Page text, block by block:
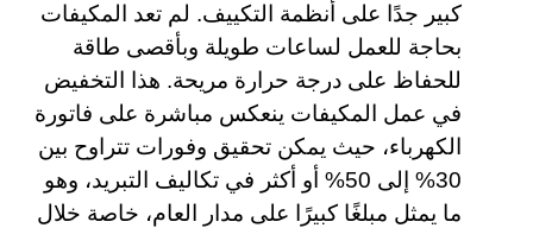
كبير جدًا على أنظمة التكييف. لم تعد المكيفات
بحاجة للعمل لساعات طويلة وبأقصى طاقة
للحفاظ على درجة حرارة مريحة. هذا التخفيض
في عمل المكيفات ينعكس مباشرة على فاتورة
الكهرباء، حيث يمكن تحقيق وفورات تتراوح بين
30% إلى 50% أو أكثر في تكاليف التبريد، وهو
ما يمثل مبلغًا كبيرًا على مدار العام، خاصة خلال